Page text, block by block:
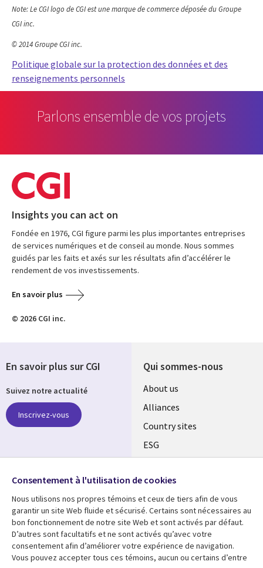
Note: Le CGI logo de CGI est une marque de commerce déposée du Groupe
CGI inc.
© 2014 Groupe CGI inc.
Politique globale sur la protection des données et des
renseignements personnels
Parlons ensemble de vos projets
Insights you can act on
Fondée en 1976, CGI figure parmi les plus importantes entreprises
de services numériques et de conseil au monde. Nous sommes
guidés par les faits et axés sur les résultats afin d’accélérer le
rendement de vos investissements.
En savoir plus
© 2026 CGI inc.
Qui sommes-nous
About us
Alliances
Country sites
ESG
Mergers
Newsroom
Ressources Support
En savoir plus sur CGI
Suivez notre actualité
Inscrivez-vous
réseaux
Consentement à l'utilisation de cookies
Nous utilisons nos propres témoins et ceux de tiers afin de vous
garantir un site Web fluide et sécurisé. Certains sont nécessaires au
bon fonctionnement de notre site Web et sont activés par défaut.
D’autres sont facultatifs et ne sont activés qu’avec votre
consentement afin d’améliorer votre expérience de navigation.
Vous pouvez accepter tous ces témoins, aucun ou certains d’entre